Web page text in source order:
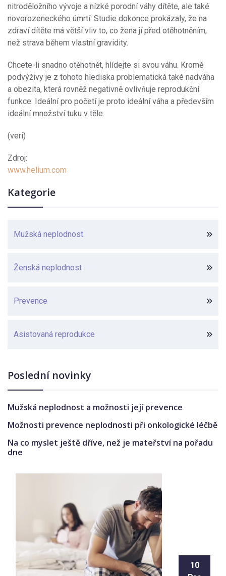
nitroděložního vývoje a nízké porodní váhy dítěte, ale také
novorozeneckého úmrtí. Studie dokonce prokázaly, že na
zdraví dítěte má větší vliv to, co žena jí před otěhotněním,
než strava během vlastní gravidity.
Chcete-li snadno otěhotnět, hlídejte si svou váhu. Kromě
podvýživy je z tohoto hlediska problematická také nadváha
a obezita, která rovněž negativně ovlivňuje reprodukční
funkce. Ideální pro početí je proto ideální váha a především
ideální množství tuku v těle.
(veri)
Zdroj:
www.helium.com
Kategorie
Mužská neplodnost
Ženská neplodnost
Prevence
Asistovaná reprodukce
Poslední novinky
Mužská neplodnost a možnosti její prevence
Možnosti prevence neplodnosti při onkologické léčbě
Na co myslet ještě dříve, než je mateřství na pořadu
dne
10